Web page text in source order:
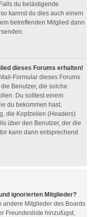
du belästigende
kannst du dies auch einem
betreffenden Mitglied dann
dieses Forums erhalten!
Formular dieses Forums
Benutzer, die solche
Du solltest einem
du bekommen hast,
die Kopfzeilen (Headers)
über den Benutzer, der die
kann dann entsprechend
ignorierten Mitglieder?
andere Mitglieder des Boards
Freundesliste hinzufügst,